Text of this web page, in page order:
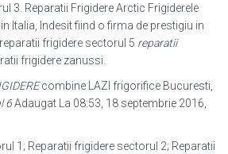
3. Reparatii Frigidere Arctic Frigiderele
Italia, Indesit fiind o firma de prestigiu in
frigidere sectorul 5 reparatii
frigidere zanussi.
combine LAZI frigorifice Bucuresti,
6Adaugat La 08:53, 18 septembrie 2016,
1; Reparatii frigidere sectorul 2; Reparatii